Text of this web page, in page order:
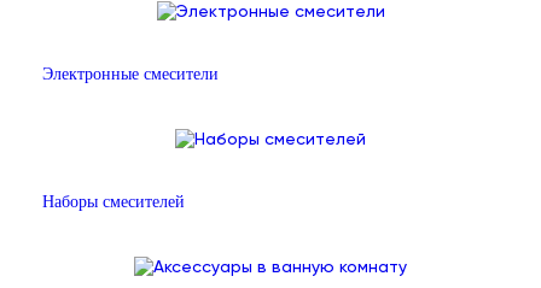
Электронные смесители
Наборы смесителей